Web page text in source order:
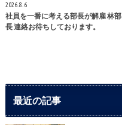
2026.8.6
社員を一番に考える部長が解雇 林部
長 連絡お待ちしております。
最近の記事